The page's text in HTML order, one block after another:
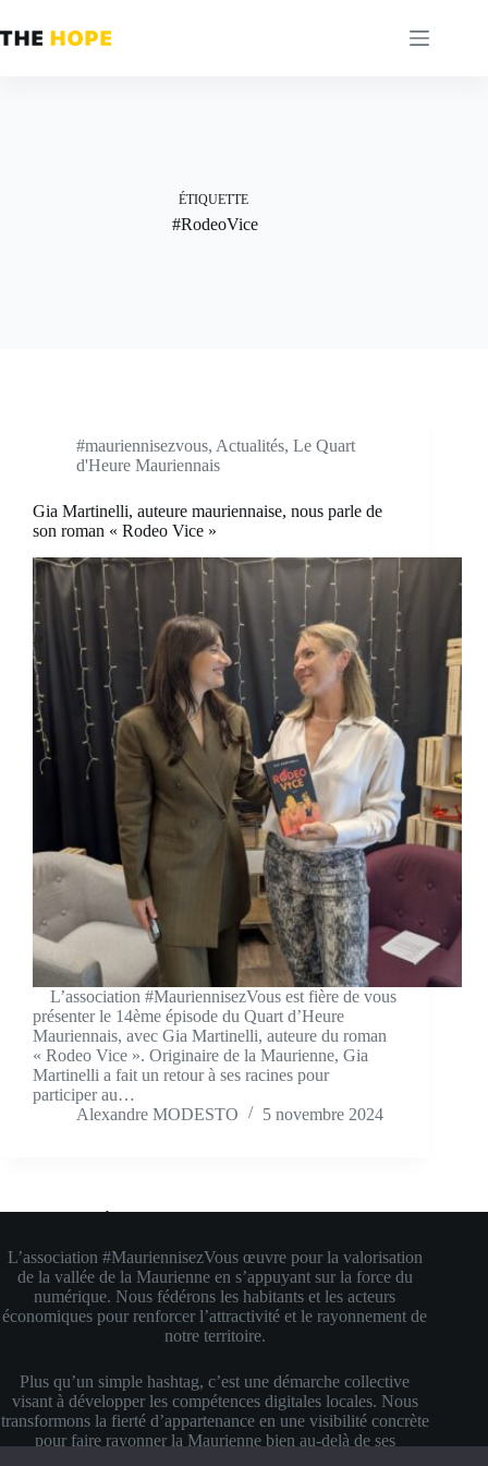
au
contenu
ÉTIQUETTE
#RodeoVice
#mauriennisezvous, Actualités, Le Quart
d'Heure Mauriennais
Gia Martinelli, auteure mauriennaise, nous parle de
son roman « Rodeo Vice »
L’association #MauriennisezVous est fière de vous
présenter le 14ème épisode du Quart d’Heure
Mauriennais, avec Gia Martinelli, auteure du roman
« Rodeo Vice ». Originaire de la Maurienne, Gia
Martinelli a fait un retour à ses racines pour
participer au…
Alexandre MODESTO
5 novembre 2024
L’association #MauriennisezVous œuvre pour la valorisation
de la vallée de la Maurienne en s’appuyant sur la force du
numérique. Nous fédérons les habitants et les acteurs
économiques pour renforcer l’attractivité et le rayonnement de
notre territoire.
Plus qu’un simple hashtag, c’est une démarche collective
visant à développer les compétences digitales locales. Nous
transformons la fierté d’appartenance en une visibilité concrète
pour faire rayonner la Maurienne bien au-delà de ses